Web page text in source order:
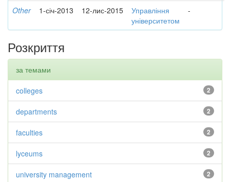
Other 1-січ-2013 12-лис-2015
Управління
університетом
-
Розкриття
за темами
2
colleges
2
departments
2
faculties
2
lyceums
2
university management